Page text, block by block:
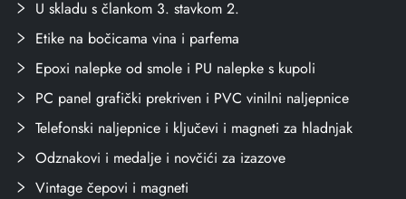
U skladu s člankom 3. stavkom 2.
Etike na bočicama vina i parfema
Epoxi nalepke od smole i PU nalepke s kupoli
PC panel grafički prekriven i PVC vinilni naljepnice
Telefonski naljepnice i ključevi i magneti za hladnjak
Odznakovi i medalje i novčići za izazove
Vintage čepovi i magneti